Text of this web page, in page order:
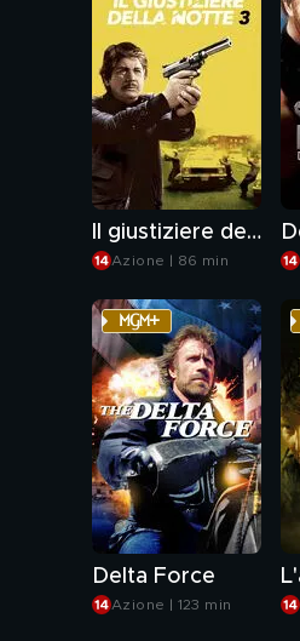
Il giustiziere della notte 3
Azione | 86 min
Delta Force
Azione | 123 min